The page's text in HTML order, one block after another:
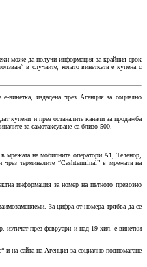
може да получи информация за крайния срок
в случаите, когато винетката е купена с
винетка, издадена чрез Агенция за социално
купени и през останалите канали за продажба
за самотаксуване са близо 500.
на мобилните оператори А1, Теленор,
терминалите “Cashterminal” в мрежата на
информация за номер на пътното превозно
За цифра от номера трябва да се
изтичат през февруари и над 19 хил. е-винетки
на сайта на Агенция за социално подпомагане